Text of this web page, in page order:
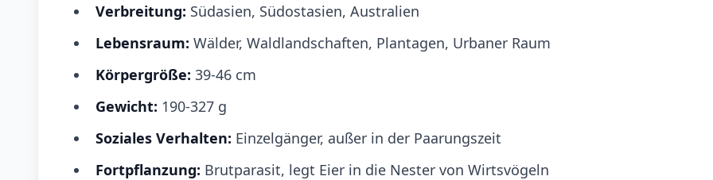
Verbreitung: Südasien, Südostasien, Australien
Lebensraum: Wälder, Waldlandschaften, Plantagen, Urbaner Raum
Körpergröße: 39-46 cm
Gewicht: 190-327 g
Soziales Verhalten: Einzelgänger, außer in der Paarungszeit
Fortpflanzung: Brutparasit, legt Eier in die Nester von Wirtsvögeln